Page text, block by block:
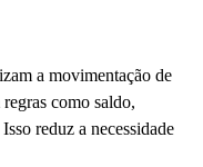
a movimentação de
como saldo,
reduz a necessidade